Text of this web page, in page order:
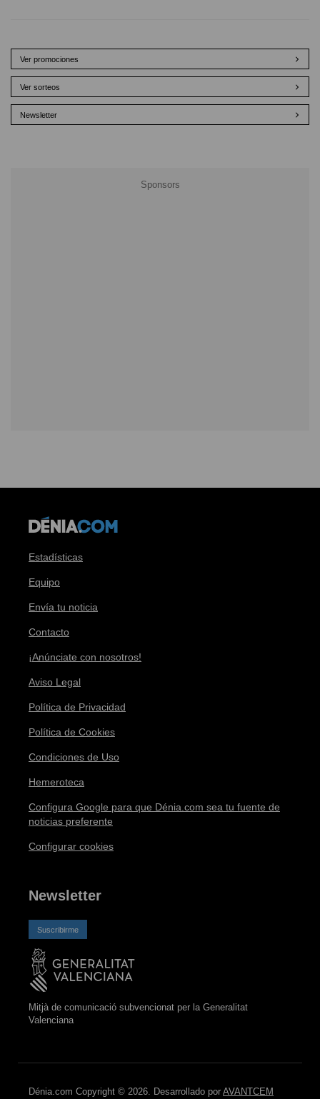
Ver promociones
Ver sorteos
Newsletter
Estadísticas
Equipo
Envía tu noticia
Contacto
¡Anúnciate con nosotros!
Aviso Legal
Política de Privacidad
Política de Cookies
Condiciones de Uso
Hemeroteca
Configura Google para que Dénia.com sea tu fuente de
noticias preferente
Configurar cookies
Newsletter
Suscribirme
Mitjà de comunicació subvencionat per la Generalitat
Valenciana
Dénia.com Copyright © 2026. Desarrollado por AVANTCEM